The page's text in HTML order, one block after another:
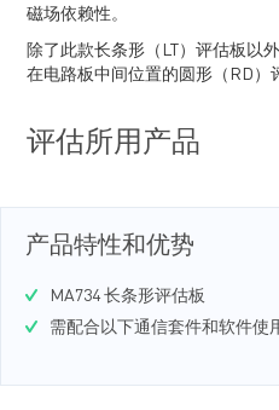
磁场依赖性。
除了此款长条形（LT）评估板以
在电路板中间位置的圆形（RD）
评估所用产品
产品特性和优势
MA734 长条形评估板
需配合以下通信套件和软件使